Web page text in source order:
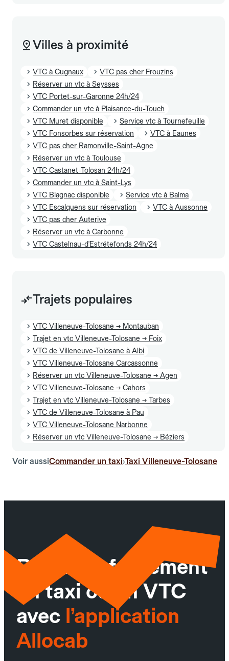
Villes à proximité
VTC à Cugnaux
VTC pas cher Frouzins
Réserver un vtc à Seysses
VTC Portet-sur-Garonne 24h/24
Commander un vtc à Plaisance-du-Touch
VTC Muret disponible
Service vtc à Tournefeuille
VTC Fonsorbes sur réservation
VTC à Eaunes
VTC pas cher Ramonville-Saint-Agne
Réserver un vtc à Toulouse
VTC Castanet-Tolosan 24h/24
Commander un vtc à Saint-Lys
VTC Blagnac disponible
Service vtc à Balma
VTC Escalquens sur réservation
VTC à Aussonne
VTC pas cher Auterive
Réserver un vtc à Carbonne
VTC Castelnau-d'Estrétefonds 24h/24
Trajets populaires
VTC Villeneuve-Tolosane → Montauban
Trajet en vtc Villeneuve-Tolosane → Foix
VTC de Villeneuve-Tolosane à Albi
VTC Villeneuve-Tolosane Carcassonne
Réserver un vtc Villeneuve-Tolosane → Agen
VTC Villeneuve-Tolosane → Cahors
Trajet en vtc Villeneuve-Tolosane → Tarbes
VTC de Villeneuve-Tolosane à Pau
VTC Villeneuve-Tolosane Narbonne
Réserver un vtc Villeneuve-Tolosane → Béziers
Voir aussiCommander un taxi›Taxi Villeneuve-Tolosane
Réservez facilement
un taxi ou un VTC
avec l’application
Allocab